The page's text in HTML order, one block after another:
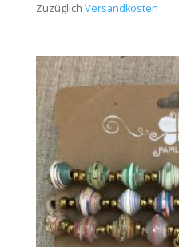
Zuzüglich Versandkosten